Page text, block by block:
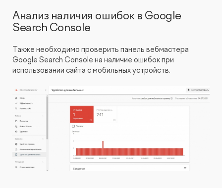
Анализ наличия ошибок в Google
Search Console
Также необходимо проверить панель вебмастера
Google Search Console на наличие ошибок при
использовании сайта с мобильных устройств.